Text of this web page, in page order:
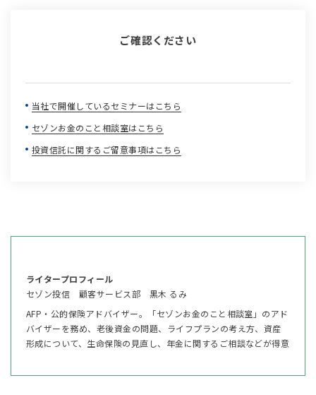
ご確認ください
当社で開催しているセミナーはこちら
セゾンお金のこと相談室はこちら
投資信託に関するご留意事項はこちら
ライタープロフィール
セゾン投信 顧客サービス部 黒木 るみ
AFP・公的保険アドバイザー。「セゾンお金のこと相談室」のアド
バイザーを務め、老後資金の問題、ライフプランの考え方、資産
形成について、生命保険の見直し、年金に関するご相談などが得意